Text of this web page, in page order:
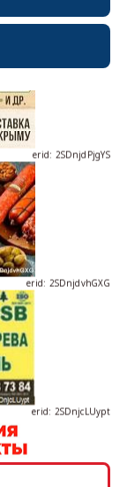
erid: 2SDnjdPjgYS
erid: 2SDnjdvhGXG